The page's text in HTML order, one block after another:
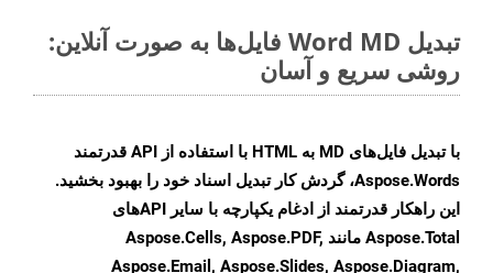
تبدیل Word MD فایل‌ها به صورت آنلاین:
روشی سریع و آسان
با تبدیل فایل‌های MD به HTML با استفاده از API قدرتمند
Aspose.Words، گردش کار تبدیل اسناد خود را بهبود بخشید.
این راهکار قدرتمند از ادغام یکپارچه با سایر APIهای
Aspose.Total مانند Aspose.Cells, Aspose.PDF,
Aspose.Email, Aspose.Slides, Aspose.Diagram,